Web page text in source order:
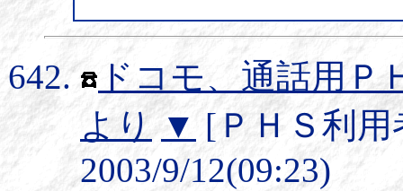
ドコモ、通話用
より ▼ [ＰＨＳ利
2003/9/12(09:23)